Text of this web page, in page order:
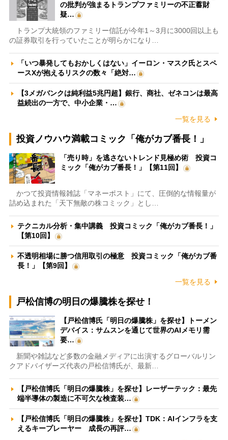
の批判が強まるトランプファミリーの不正蓄財
疑…
トランプ大統領のファミリー信託が今年1～3月に3000回以上も
の証券取引を行っていたことが明らかになり…
「いつ暴発してもおかしくはない」イーロン・マスク氏とスペ
ースXが抱えるリスクの数々「絶対…
【3メガバンクは純利益5兆円超】銀行、商社、ゼネコンは最高
益続出の一方で、中小企業・…
一覧を見る
投資ノウハウ満載コミック「俺がカブ番長！」
「売り時」を逃さないトレンド見極め術 投資コ
ミック「俺がカブ番長！」【第11回】
かつて投資情報雑誌「マネーポスト」にて、圧倒的な情報量が
詰め込まれた「天下無敵の株コミック」とし…
テクニカル分析・集中講義 投資コミック「俺がカブ番長！」
【第10回】
不透明相場に勝つ信用取引の極意 投資コミック「俺がカブ番
長！」【第9回】
一覧を見る
戸松信博の明日の爆騰株を探せ！
【戸松信博氏「明日の爆騰株」を探せ】トーメン
デバイス：サムスンを通じて世界のAIメモリ需
要…
新聞や雑誌など多数の金融メディアに出演するグローバルリン
クアドバイザーズ代表の戸松信博氏が、最新…
【戸松信博氏「明日の爆騰株」を探せ】レーザーテック：最先
端半導体の製造に不可欠な検査装…
【戸松信博氏「明日の爆騰株」を探せ】TDK：AIインフラを支
えるキープレーヤー 成長の再評…